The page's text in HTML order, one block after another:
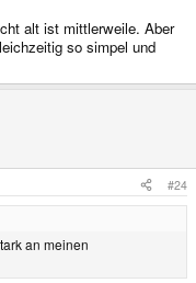
alt ist mittlerweile. Aber
so simpel und
#24
an meinen